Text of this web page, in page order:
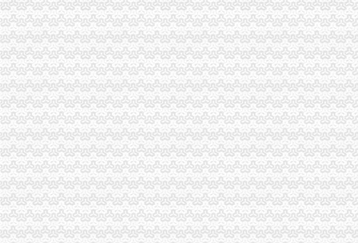
重庆地税对于个人申请发票的地点是如何规定的？-中国会计网
重庆或k发票申请表.docx
重庆市地方税务局网络发票申请审批表_中华文本库
重庆增值税红字专用发票申请流程_cqmaiji_新浪博客
我是重庆的个体经营户,一年只需要两本发票,请问怎样才能申请发票
重庆市国p家税务局普通发票申请表.doc
重庆微发布：【微企可申请免发票工
【光重庆】如何网上申领税务发票？
重庆财税疑难：重庆申请一般纳税注册公司代找王会计-重庆爱
【光重庆】如何网上申领税务发票？_搜狐其它_搜狐网
重庆申请港澳通行证户口薄原件_搜问问
重庆住宿发票_放心购买
2016年10月交房付清全款得到购房发票,现在能否申请提取重庆公积
重庆地税：申请办理公路内河货物运输发票自开票纳税人资格需要哪些